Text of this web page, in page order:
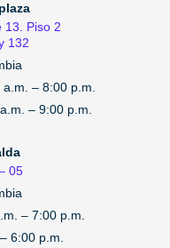
13. Piso 2
132
a.m. – 8:00 p.m.
– 9:00 p.m.
05
– 7:00 p.m.
6:00 p.m.